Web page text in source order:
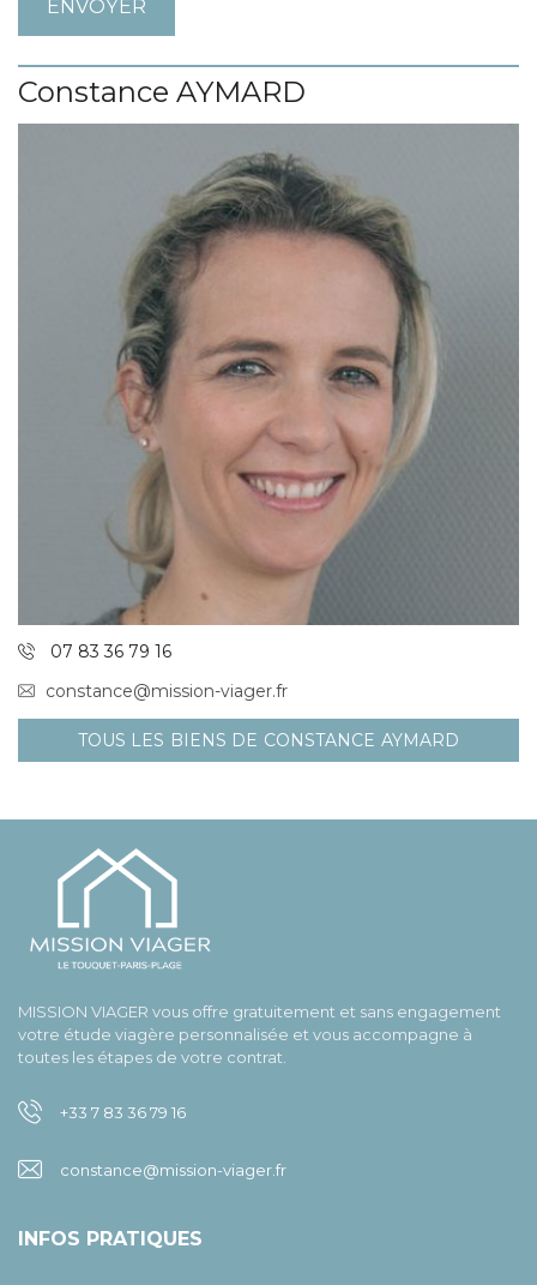
Constance AYMARD
07 83 36 79 16
constance@mission-viager.fr
TOUS LES BIENS DE CONSTANCE AYMARD
MISSION VIAGER vous offre gratuitement et sans engagement
votre étude viagère personnalisée et vous accompagne à
toutes les étapes de votre contrat.
+33 7 83 36 79 16
constance@mission-viager.fr
INFOS PRATIQUES